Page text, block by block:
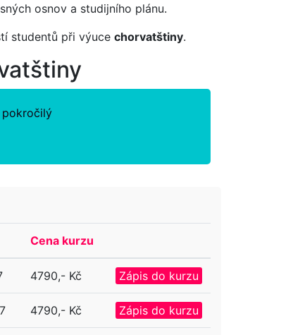
osnov a studijního plánu.
studentů při výuce chorvatštiny.
pokročilý
Cena kurzu
4790,- Kč Zápis do kurzu
4790,- Kč Zápis do kurzu